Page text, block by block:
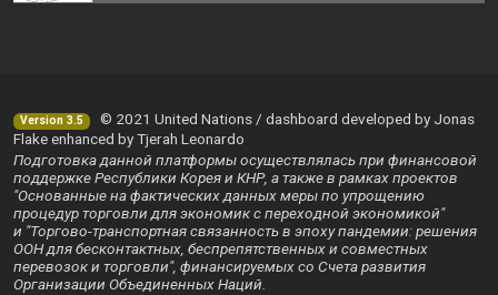
Version 3.5
© 2021 United Nations / dashboard developed by Jonas
Flake enhanced by Tjerah Leonardo
Подготовка данной платформы осуществлялась при финансовой
поддержке Республики Корея и КНР, а также в рамках проектов
"Основанные на фактических данных меры по упрощению
процедур торговли для экономик с переходной экономикой"
и "Торгово-транспортная связанность в эпоху пандемии: решения
ООН для бесконтактных, беспрепятственных и совместных
перевозок и торговли", финансируемых со Счета развития
Организации Объединенных Наций.